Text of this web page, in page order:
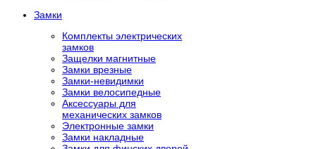
Замки
Комплекты электрических
замков
Защелки магнитные
Замки врезные
Замки-невидимки
Замки велосипедные
Аксессуары для
механических замков
Электронные замки
Замки накладные